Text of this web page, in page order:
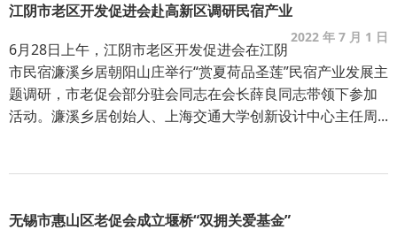
江阴市老区开发促进会赴高新区调研民宿产业
2022 年 7 月 1 日
6月28日上午，江阴市老区开发促进会在江阴
市民宿濂溪乡居朝阳山庄举行“赏夏荷品圣莲”民宿产业发展主
题调研，市老促会部分驻会同志在会长薛良同志带领下参加
活动。濂溪乡居创始人、上海交通大学创新设计中心主任周...
无锡市惠山区老促会成立堰桥“双拥关爱基金”